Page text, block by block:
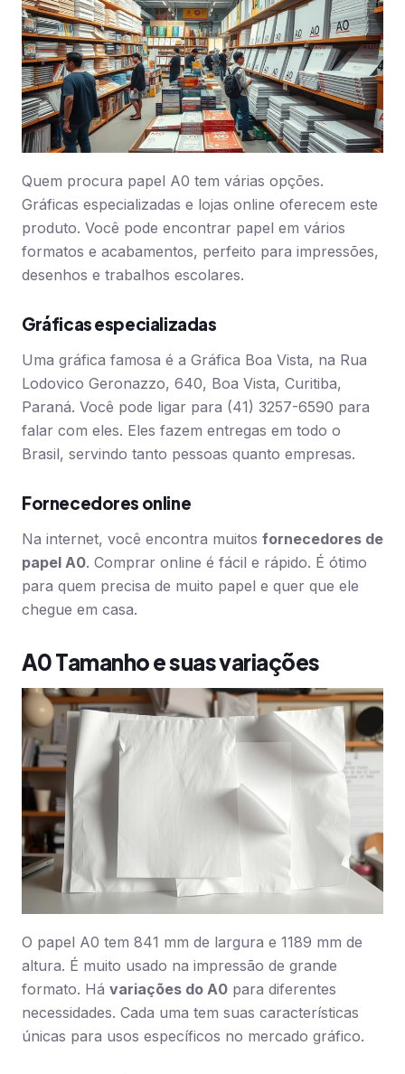
Quem procura papel A0 tem várias opções.
Gráficas especializadas e lojas online oferecem este
produto. Você pode encontrar papel em vários
formatos e acabamentos, perfeito para impressões,
desenhos e trabalhos escolares.
Gráficas especializadas
Uma gráfica famosa é a Gráfica Boa Vista, na Rua
Lodovico Geronazzo, 640, Boa Vista, Curitiba,
Paraná. Você pode ligar para (41) 3257-6590 para
falar com eles. Eles fazem entregas em todo o
Brasil, servindo tanto pessoas quanto empresas.
Fornecedores online
Na internet, você encontra muitos fornecedores de
papel A0. Comprar online é fácil e rápido. É ótimo
para quem precisa de muito papel e quer que ele
chegue em casa.
A0 Tamanho e suas variações
O papel A0 tem 841 mm de largura e 1189 mm de
altura. É muito usado na impressão de grande
formato. Há variações do A0 para diferentes
necessidades. Cada uma tem suas características
únicas para usos específicos no mercado gráfico.